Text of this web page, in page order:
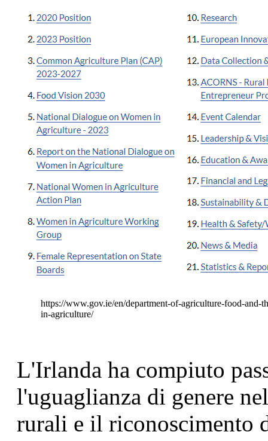
https://www.gov.ie/en/department-of-agriculture-food-and-
in-agriculture/
L'Irlanda ha compiuto
l'uguaglianza di genere
rurali e il riconoscimento